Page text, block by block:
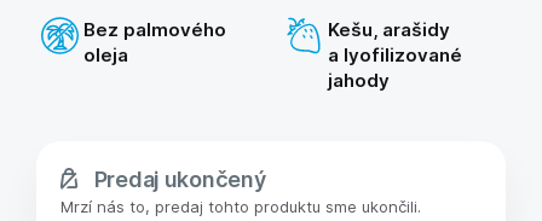
Bez palmového
oleja
Kešu, arašidy
a lyofilizované
jahody
Predaj ukončený
Mrzí nás to, predaj tohto produktu sme ukončili.